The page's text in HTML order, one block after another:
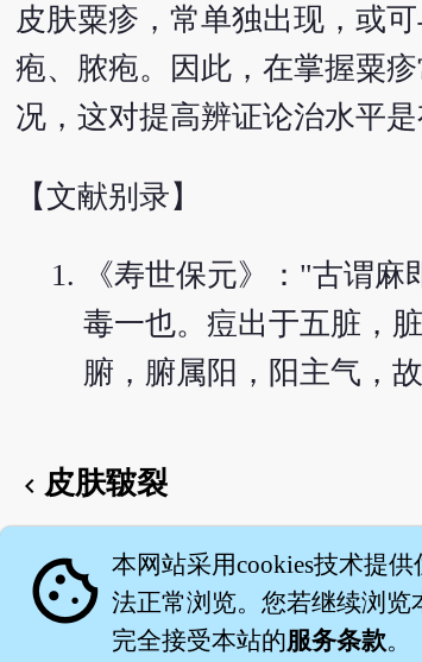
皮肤粟疹，常单独出现，或
疱、脓疱。因此，在掌握粟
况，这对提高辨证论治水平是
【文献别录】
《寿世保元》："古谓
毒一也。痘出于五脏，
腑，腑属阳，阳主气，
chevron_left 皮肤皲裂
English version
cookie 本网站采用cookies技术提
法正常浏览。您若继续浏览
完全接受本站的服务条款。